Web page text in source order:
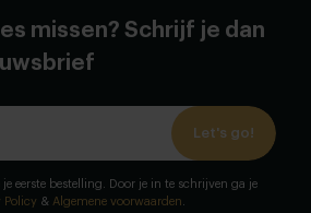
missen? Schrijf je dan
Let's go!
eerste bestelling. Door je in te schrijven ga je
Policy & Algemene voorwaarden.